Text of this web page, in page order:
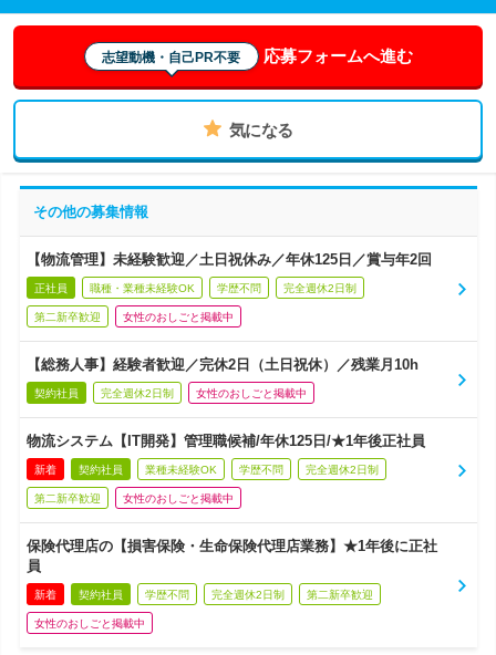
志望動機・自己PR不要 応募フォームへ進む
気になる
その他の募集情報
【物流管理】未経験歓迎／土日祝休み／年休125日／賞与年2回
正社員 職種・業種未経験OK 学歴不問 完全週休2日制
第二新卒歓迎 女性のおしごと掲載中
【総務人事】経験者歓迎／完休2日（土日祝休）／残業月10h
契約社員 完全週休2日制 女性のおしごと掲載中
物流システム【IT開発】管理職候補/年休125日/★1年後正社員
新着 契約社員 業種未経験OK 学歴不問 完全週休2日制
第二新卒歓迎 女性のおしごと掲載中
保険代理店の【損害保険・生命保険代理店業務】★1年後に正社
員
新着 契約社員 学歴不問 完全週休2日制 第二新卒歓迎
女性のおしごと掲載中